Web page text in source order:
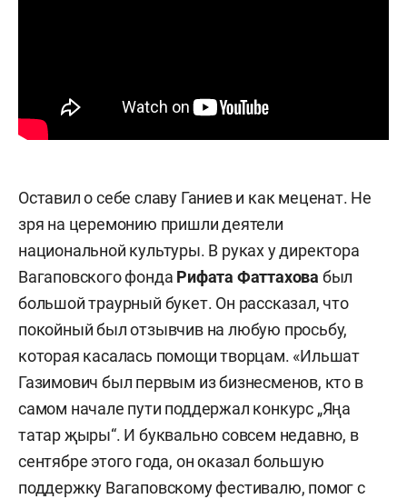
Оставил о себе славу Ганиев и как меценат. Не
зря на церемонию пришли деятели
национальной культуры. В руках у директора
Вагаповского фонда Рифата Фаттахова был
большой траурный букет. Он рассказал, что
покойный был отзывчив на любую просьбу,
которая касалась помощи творцам. «Ильшат
Газимович был первым из бизнесменов, кто в
самом начале пути поддержал конкурс „Яңа
татар җыры“. И буквально совсем недавно, в
сентябре этого года, он оказал большую
поддержку Вагаповскому фестивалю, помог с